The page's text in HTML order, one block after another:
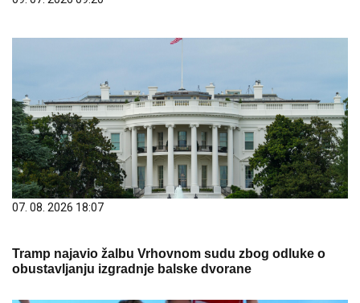
07. 08. 2026 18:07
Tramp najavio žalbu Vrhovnom sudu zbog odluke o
obustavljanju izgradnje balske dvorane